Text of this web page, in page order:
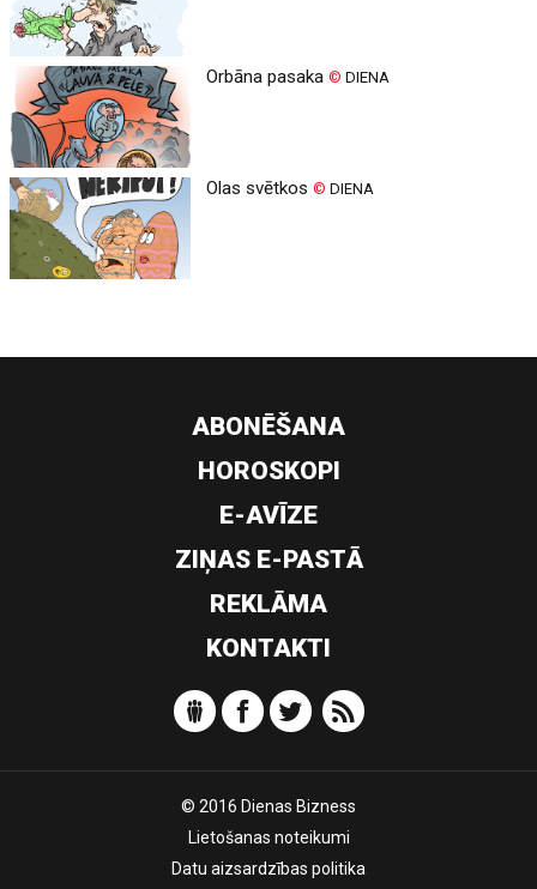
Orbāna pasaka© DIENA
Olas svētkos© DIENA
ABONĒŠANA
HOROSKOPI
E-AVĪZE
ZIŅAS E-PASTĀ
REKLĀMA
KONTAKTI
© 2016 Dienas Bizness
Lietošanas noteikumi
Datu aizsardzības politika